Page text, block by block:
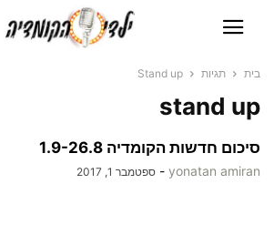
בית תגיות Stand up
stand up
סיכום חדשות הקומדיה 1.9-26.8
yonatan amiran
- ספטמבר 1, 2017